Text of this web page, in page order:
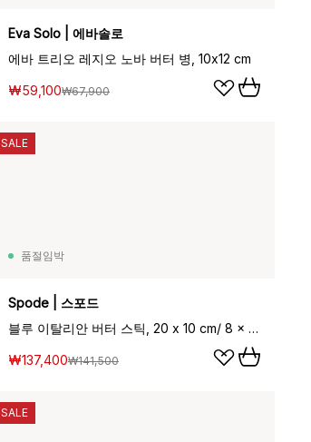
Eva Solo | 에바솔로
에바 트리오 레지오 노바 버터 병, 10x12 cm
₩59,100₩67,900
품절임박
Spode | 스포드
블루 이탈리안 버터 스틱, 20 x 10 cm/ 8 x 4 inch
₩137,400₩141,500
SALE
SALE